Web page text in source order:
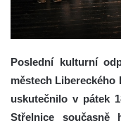
Poslední kulturní
městech
uskutečnilo v pátek
Střelnice současně